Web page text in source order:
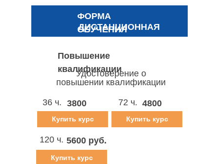
ФОРМА
ОБУЧЕНИЯ
ДИСТАНЦИОННАЯ
Повышение
квалификации
Удостоверение о
повышении квалификации
36 ч. 72 ч.
120 ч.
3800
руб.
4800
руб.
5600 руб.
Купить курс Купить курс
Купить курс